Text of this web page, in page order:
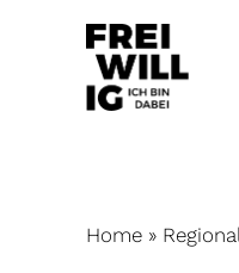
Home »